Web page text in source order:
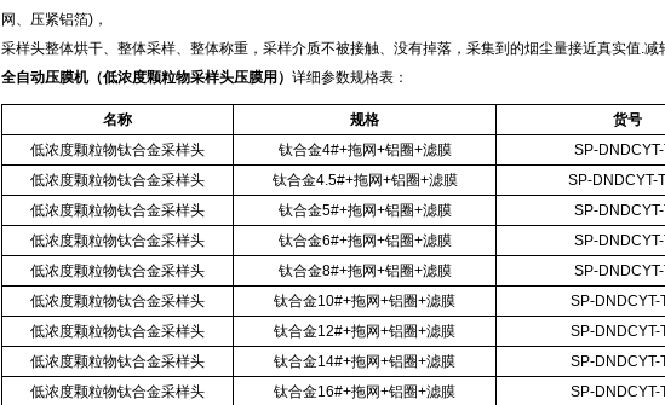
网、压紧铝箔) ，
采样头整体烘干、整体采样、整体称重，采样介质不被接触、没有掉落，采集到的烟尘量接近真实值.减
全自动压膜机（低浓度颗粒物采样头压膜用） 详细参数规格表：
名称 规格 货号
低浓度颗粒物钛合金采样头
钛合金4#+拖网+铝圈+滤膜 SP-
低浓度颗粒物钛合金采样头
钛合金4.5#+拖网+铝圈+滤膜 SP-DNDCYT-
低浓度颗粒物钛合金采样头
钛合金5#+拖网+铝圈+滤膜 SP-
低浓度颗粒物钛合金采样头
钛合金6#+拖网+铝圈+滤膜 SP-
低浓度颗粒物钛合金采样头
钛合金8#+拖网+铝圈+滤膜 SP-
低浓度颗粒物钛合金采样头
钛合金10#+拖网+铝圈+滤膜 SP-DNDCYT-
低浓度颗粒物钛合金采样头
钛合金12#+拖网+铝圈+滤膜 SP-DNDCYT-
低浓度颗粒物钛合金采样头
钛合金14#+拖网+铝圈+滤膜 SP-DNDCYT-
低浓度颗粒物钛合金采样头
钛合金16#+拖网+铝圈+滤膜 SP-DNDCYT-